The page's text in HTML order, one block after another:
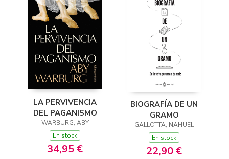
LA PERVIVENCIA
DEL PAGANISMO
WARBURG, ABY
En stock
34,95 €
BIOGRAFÍA DE UN
GRAMO
GALLOTTA, NAHUEL
En stock
22,90 €